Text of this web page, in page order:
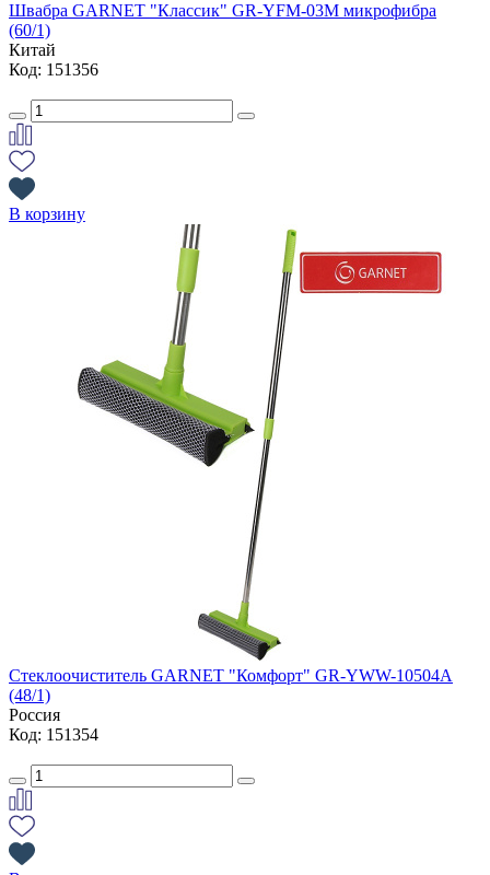
Швабра GARNET "Классик" GR-YFM-03M микрофибра
(60/1)
Китай
Код: 151356
В корзину
Стеклоочиститель GARNET "Комфорт" GR-YWW-10504A
(48/1)
Россия
Код: 151354